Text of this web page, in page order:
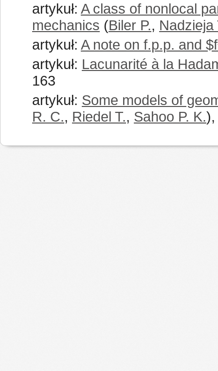
artykuł: A class of nonlocal
mechanics (Biler P., Nadzieja
artykuł: A note on f.p.p. and
artykuł: Lacunarité à la
163
artykuł: Some models of
R. C., Riedel T., Sahoo P. K.),